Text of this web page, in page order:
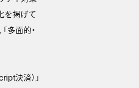
を掲げて
多面的・
決済）」